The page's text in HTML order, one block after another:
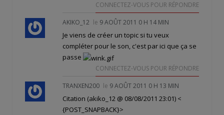
CONNECTEZ-VOUS POUR RÉPONDRE
AKIKO_12 le 9 AOÛT 2011 0 H 14 MIN
Je viens de créer un topic si tu veux
compléter pour le son, c'est par ici que ça se
passe
CONNECTEZ-VOUS POUR RÉPONDRE
TRANXEN200 le 9 AOÛT 2011 0 H 13 MIN
Citation (akiko_12 @ 08/08/2011 23:01) <
{POST_SNAPBACK}>